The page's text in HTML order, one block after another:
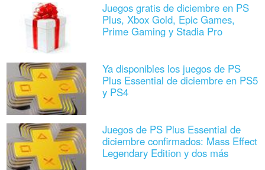
Juegos gratis de diciembre en PS
Plus, Xbox Gold, Epic Games,
Prime Gaming y Stadia Pro
Ya disponibles los juegos de PS
Plus Essential de diciembre en PS5
y PS4
Juegos de PS Plus Essential de
diciembre confirmados: Mass Effect
Legendary Edition y dos más